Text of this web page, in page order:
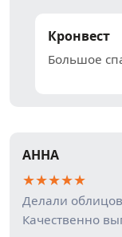
Кронвест
Большое
АННА
★★★★★
Делали
Качественно